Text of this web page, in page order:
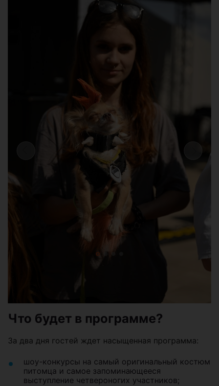
Что будет в программе?
За два дня гостей ждет насыщенная программа:
шоу-конкурсы на самый оригинальный костюм
питомца и самое запоминающееся
выступление четвероногих участников;